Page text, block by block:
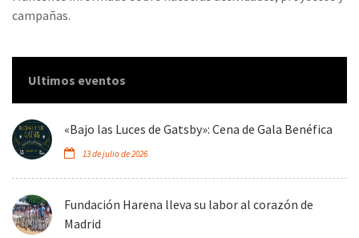
campañas.
Ultimos eventos
«Bajo las Luces de Gatsby»: Cena de Gala Benéfica
13 de julio de 2026
Fundación Harena lleva su labor al corazón de
Madrid